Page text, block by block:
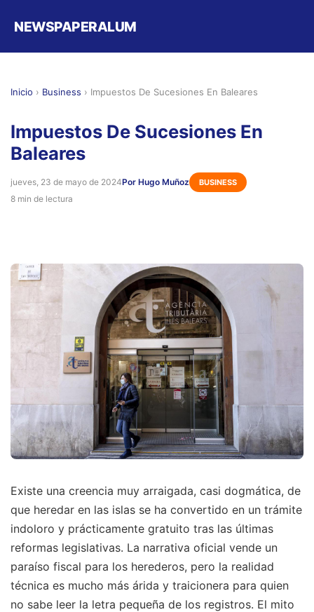
NEWSPAPERALUM
Inicio › Business › Impuestos De Sucesiones En Baleares
Impuestos De Sucesiones En
Baleares
jueves, 23 de mayo de 2024Por Hugo Muñoz BUSINESS
8 min de lectura
Existe una creencia muy arraigada, casi dogmática, de
que heredar en las islas se ha convertido en un trámite
indoloro y prácticamente gratuito tras las últimas
reformas legislativas. La narrativa oficial vende un
paraíso fiscal para los herederos, pero la realidad
técnica es mucho más árida y traicionera para quien
no sabe leer la letra pequeña de los registros. El mito